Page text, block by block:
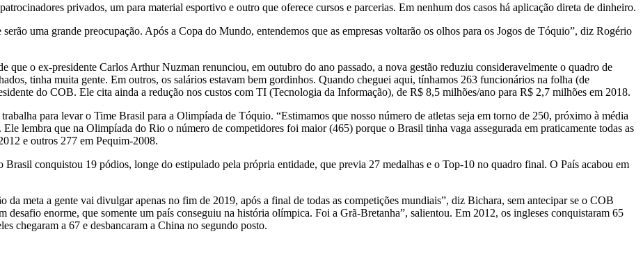
privados, um para material esportivo e outro que oferece cursos e parcerias. Em nenhum dos casos há aplicação direta de dinheiro.
uma grande preocupação. Após a Copa do Mundo, entendemos que as empresas voltarão os olhos para os Jogos de Tóquio”, diz Rogério
que o ex-presidente Carlos Arthur Nuzman renunciou, em outubro do ano passado, a nova gestão reduziu consideravelmente o quadro de
tinha muita gente. Em outros, os salários estavam bem gordinhos. Quando cheguei aqui, tínhamos 263 funcionários na folha (de
do COB. Ele cita ainda a redução nos custos com TI (Tecnologia da Informação), de R$ 8,5 milhões/ano para R$ 2,7 milhões em 2018.
para levar o Time Brasil para a Olimpíada de Tóquio. “Estimamos que nosso número de atletas seja em torno de 250, próximo à média
lembra que na Olimpíada do Rio o número de competidores foi maior (465) porque o Brasil tinha vaga assegurada em praticamente todas as
e outros 277 em Pequim-2008.
conquistou 19 pódios, longe do estipulado pela própria entidade, que previa 27 medalhas e o Top-10 no quadro final. O País acabou em
da meta a gente vai divulgar apenas no fim de 2019, após a final de todas as competições mundiais”, diz Bichara, sem antecipar se o COB
enorme, que somente um país conseguiu na história olímpica. Foi a Grã-Bretanha”, salientou. Em 2012, os ingleses conquistaram 65
chegaram a 67 e desbancaram a China no segundo posto.